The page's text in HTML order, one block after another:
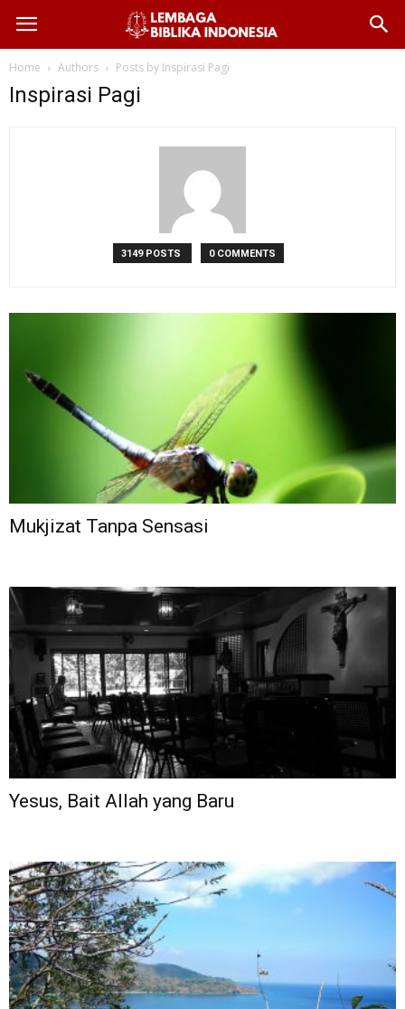
Home Authors Posts by Inspirasi Pagi
Inspirasi Pagi
3149 POSTS 0 COMMENTS
Mukjizat Tanpa Sensasi
Yesus, Bait Allah yang Baru